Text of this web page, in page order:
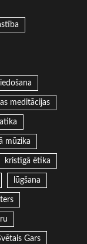
meditācijas
mūzika
kristīgā ētika
lūgšana
Gars